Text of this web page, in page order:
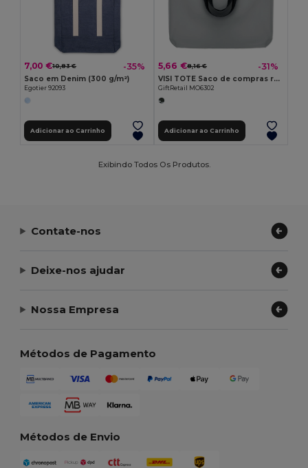
7,00 €10,83 € -35%
Saco em Denim (300 g/m²)
Egotier 92093
Adicionar ao Carrinho
5,66 €8,16 € -31%
VISI TOTE Saco de compras reflector
GiftRetail MO6302
Adicionar ao Carrinho
Exibindo Todos Os Produtos.
Contate-nos
Deixe-nos ajudar
Nossa Empresa
Métodos de Pagamento
Métodos de Envio